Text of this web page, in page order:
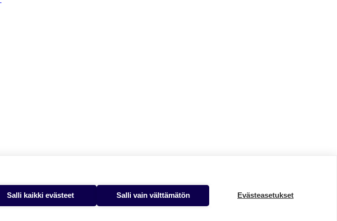
Salli kaikki evästeet Salli vain välttämätön Evästeasetukset